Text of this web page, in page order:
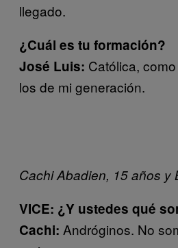
llegado.
¿Cuál es tu formación?
José Luis: Católica,
los de mi generación.
Cachi Abadien, 15 años y
VICE: ¿Y ustedes qué
Cachi: Andróginos. No